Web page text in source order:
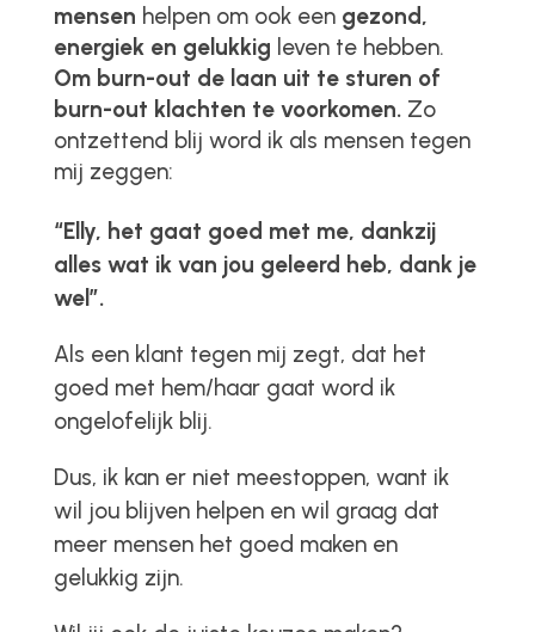
mensen helpen om ook een gezond,
energiek en gelukkig leven te hebben.
Om burn-out de laan uit te sturen of
burn-out klachten te voorkomen.Zo
ontzettend blij word ik als mensen tegen
mij zeggen:
“Elly, het gaat goed met me, dankzij
alles wat ik van jou geleerd heb, dank je
wel”.
Als een klant tegen mij zegt, dat het
goed met hem/haar gaat word ik
ongelofelijk blij.
Dus, ik kan er niet meestoppen, want ik
wil jou blijven helpen en wil graag dat
meer mensen het goed maken en
gelukkig zijn.